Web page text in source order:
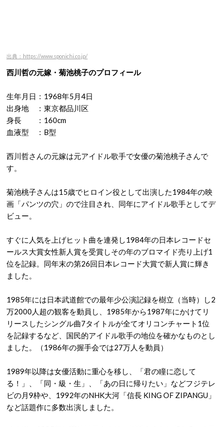
出典：https://www.sponichi.co.jp/
西川哲の元嫁・菊池桃子のプロフィール
生年月日：1968年5月4日
出身地 ：東京都品川区
身長 ：160cm
血液型 ：B型
西川哲さんの元嫁は元アイドル歌手で女優の菊池桃子さんで
す。
菊池桃子さんは15歳でヒロイン役として出演した1984年の映
画「パンツの穴」ので注目され、同年にアイドル歌手としてデ
ビュー。
すぐに人気を上げヒット曲を連発し1984年の日本レコードセ
ールス大賞女性新人賞を受賞しその年のブロマイド売り上げ1
位を記録。同年末の第26回日本レコード大賞で新人賞に輝き
ました。
1985年には日本武道館での最年少公演記録を樹立（当時）し2
万2000人超の観客を動員し、1985年から1987年にかけてリ
リースしたシングル曲7タイトルが全てオリコンチャート1位
を記録するなど、国民的アイドル歌手の地位を確かなものとし
ました。（1986年の握手会では27万人を動員）
1989年以降は女優活動に重心を移し、「君の瞳に恋して
る！」、「同・級・生」、「あの日に帰りたい」などフジテレ
ビの月9枠や、1992年のNHK大河「信長 KING OF ZIPANGU」
など話題作に多数出演しました。